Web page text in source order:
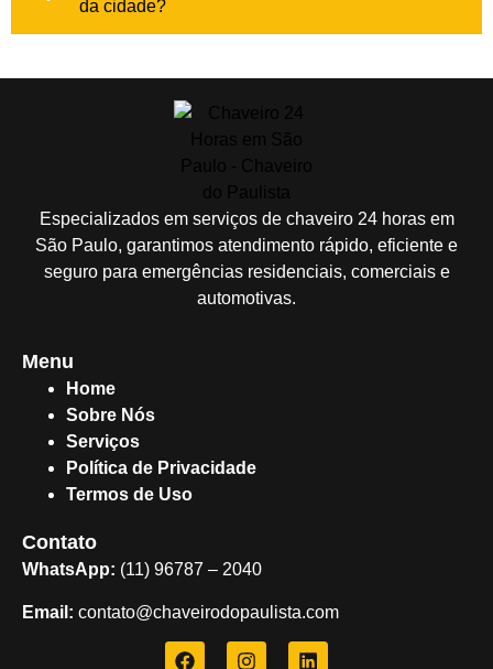
da cidade?
Especializados em serviços de chaveiro 24 horas em
São Paulo, garantimos atendimento rápido, eficiente e
seguro para emergências residenciais, comerciais e
automotivas.
Menu
Home
Sobre Nós
Serviços
Política de Privacidade
Termos de Uso
Contato
WhatsApp: (11) 96787 – 2040
Email: contato@chaveirodopaulista.com